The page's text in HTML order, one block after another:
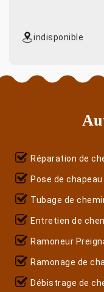
indisponible
Réparation de
Pose de
Tubage de
Entretien de
Ramoneur
Ramonage de
Débistrage de